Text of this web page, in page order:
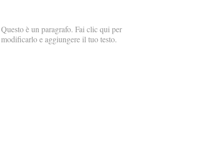
Questo è un paragrafo. Fai clic qui per
modificarlo e aggiungere il tuo testo.